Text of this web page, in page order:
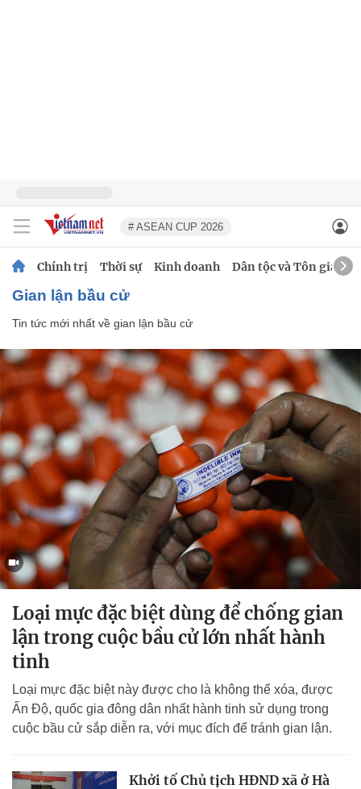
# ASEAN CUP 2026
Chính trị Thời sự Kinh doanh Dân tộc và Tôn giáo
gian lận bầu cử
Tin tức mới nhất về gian lận bầu cử
Loại mực đặc biệt dùng để chống gian
lận trong cuộc bầu cử lớn nhất hành
tinh
Loại mực đặc biệt này được cho là không thể xóa, được
Ấn Độ, quốc gia đông dân nhất hành tinh sử dụng trong
cuộc bầu cử sắp diễn ra, với mục đích để tránh gian lận.
Khởi tố Chủ tịch HĐND xã ở Hà